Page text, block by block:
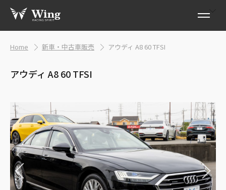
Home 新車・中古車販売 アウディ A8 60 TFSI
アウディ A8 60 TFSI